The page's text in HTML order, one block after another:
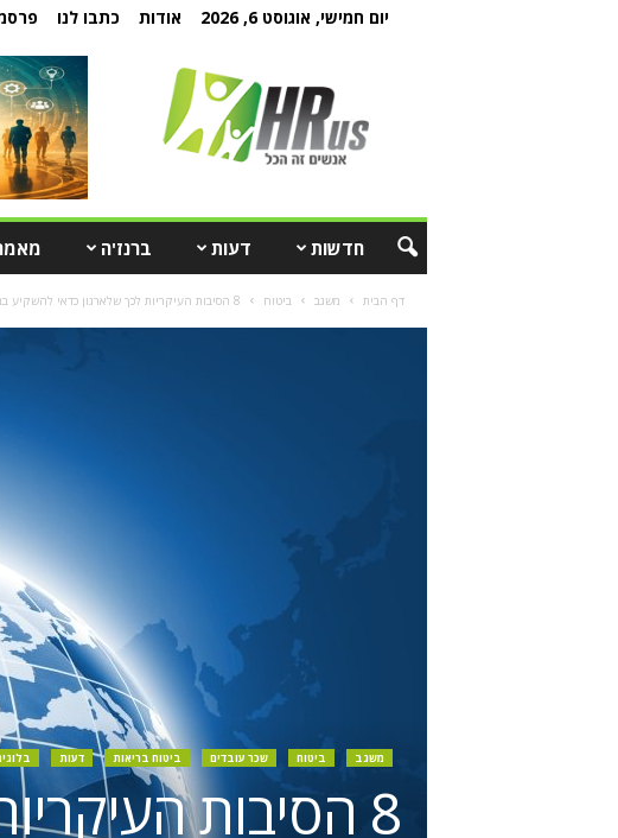
יום חמישי, אוגוסט 6, 2026 אודות כתבו לנו
חדשות דעות ברנז'ה
דף הבית משגב ביטוח 8 הסיבות העיקריות לכך שלארגון כדאי להשקיע בביטוח נסיעות לחו"ל לעובדים
משגב ביטוח שכר עובדים ביטוח בריאות דעות
8 הסיבות